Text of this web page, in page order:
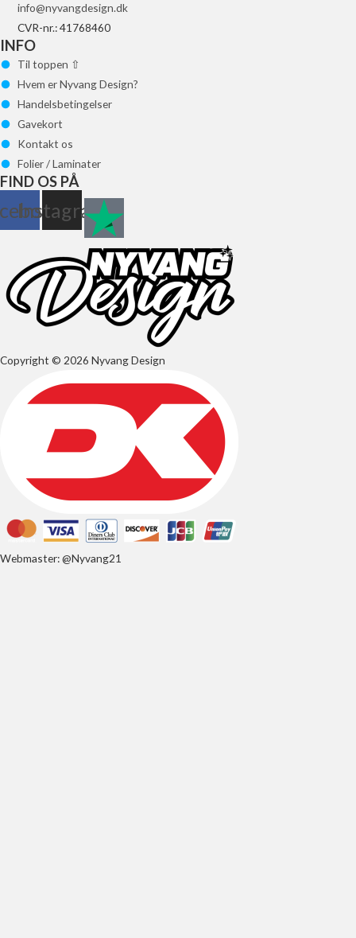
info@nyvangdesign.dk
CVR-nr.: 41768460
INFO
Til toppen ⇧
Hvem er Nyvang Design?
Handelsbetingelser
Gavekort
Kontakt os
Folier / Laminater
FIND OS PÅ
Instagram
Copyright © 2026 Nyvang Design
Webmaster: @Nyvang21